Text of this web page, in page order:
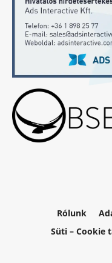
Rólunk
Süti – Cookie